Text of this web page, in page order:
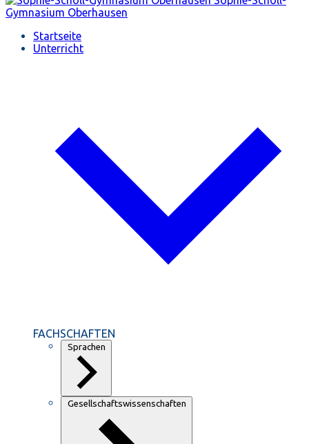
Gymnasium Oberhausen
Startseite
Unterricht
FACHSCHAFTEN
Sprachen
Gesellschaftswissenschaften